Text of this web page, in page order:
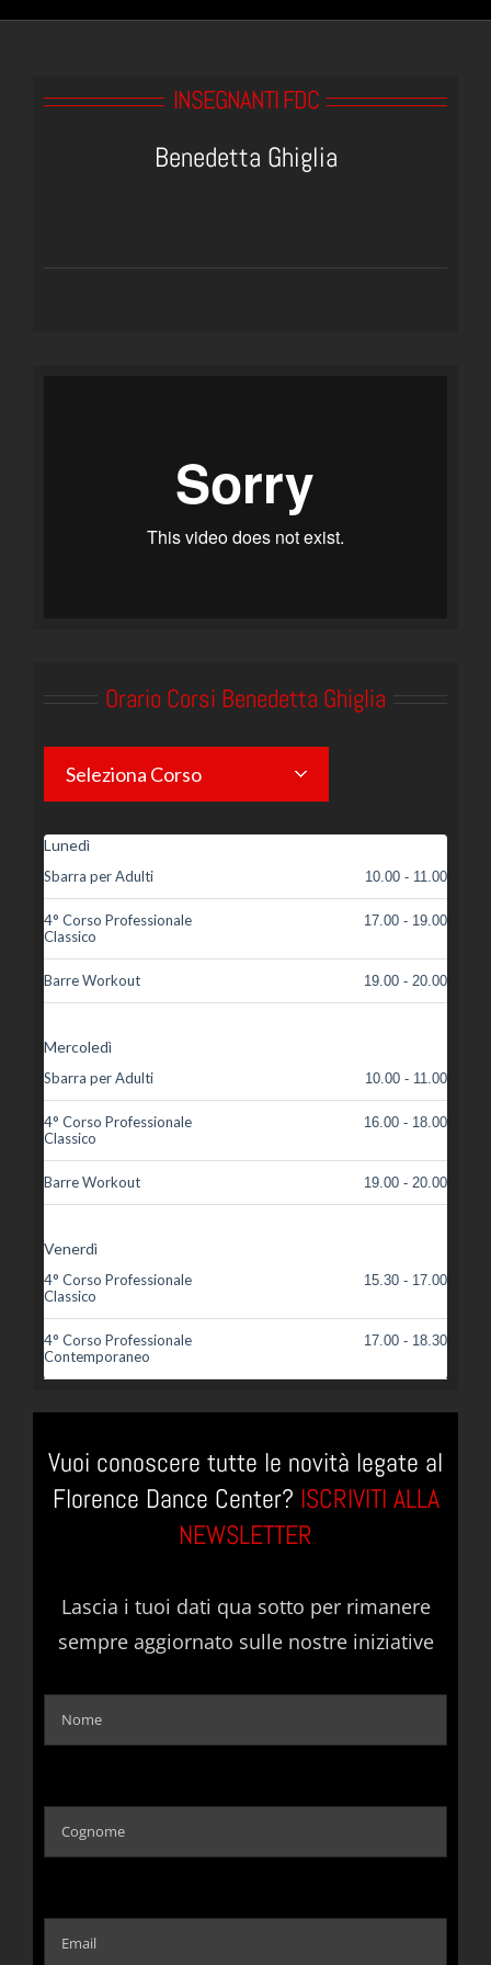
INSEGNANTI FDC
Benedetta Ghiglia
Orario Corsi Benedetta Ghiglia
Seleziona Corso
Lunedì
Sbarra per Adulti 10.00 - 11.00
4° Corso Professionale
Classico
17.00 - 19.00
Barre Workout 19.00 - 20.00
Mercoledì
Sbarra per Adulti 10.00 - 11.00
4° Corso Professionale
Classico
16.00 - 18.00
Barre Workout 19.00 - 20.00
Venerdì
4° Corso Professionale
Classico
15.30 - 17.00
4° Corso Professionale
Contemporaneo
17.00 - 18.30
Vuoi conoscere tutte le novità legate al
Florence Dance Center? ISCRIVITI ALLA
NEWSLETTER
Lascia i tuoi dati qua sotto per rimanere
sempre aggiornato sulle nostre iniziative